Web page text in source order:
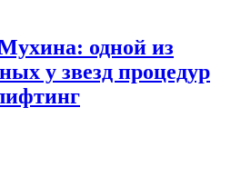
одной из
у звезд процедур